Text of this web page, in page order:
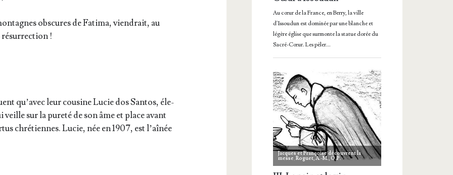
obs­cures de Fati­ma, vien­drait, au
résurrection !
qu’a­vec leur cou­sine Lucie dos San­tos, éle­
sur la pure­té de son âme et place avant
chré­tiennes. Lucie, née en 1907, est l’aî­née